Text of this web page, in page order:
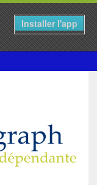
Installer l'app